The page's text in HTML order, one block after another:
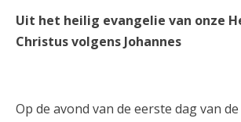
Uit het heilig evangelie van onze
Christus volgens Johannes
Op de avond van de eerste dag van